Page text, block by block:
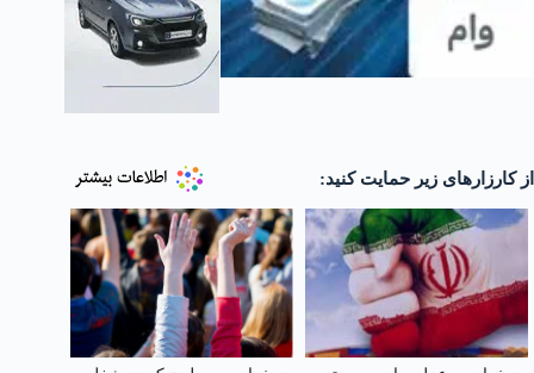
از کارزارهای زیر حمایت کنید: